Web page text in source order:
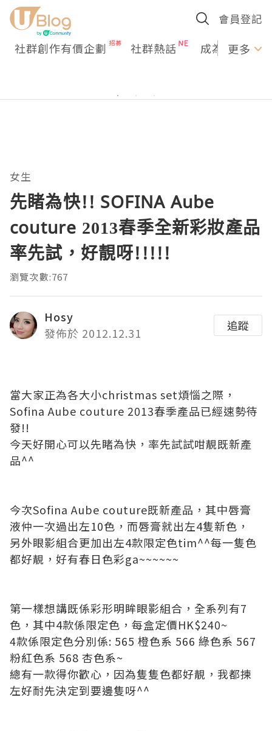
會員登記
社群創作有價企劃 社群熱話 成為U更多
女生
先睹為快!! SOFINA Aube
couture 2013春季全新彩妝產品
率先試，好靚呀!!!!!
瀏覽次數:767
Hosy
發佈於 2012.12.31
追蹤
當大家正為各大小christmas set煩惱之際，
Sofina Aube couture 2013春季產品已經速勢待
發!!
今天好開心可以先睹為快，率先試試咁靚既新產
品^^
今次Sofina Aube couture既新產品，其中唇膏
液仲一次過出左10色，而唇膏就出左4隻新色，
另外眼影組合更加出左4款限定色tim^^每一隻色
都好靚，好有春日色彩ga~~~~~~
第一樣想講既係彩形明眸眼影組合，全系列有7
色，其中4款係限定色，每盒定價HK$240~
4款係限定色分別係: 565 橙色系 566 綠色系 567
粉紅色系 568 杏色系~
總有一款得你歡心，因為隻隻色都好靚，我都揀
左好耐先決定到要邊隻呀^^